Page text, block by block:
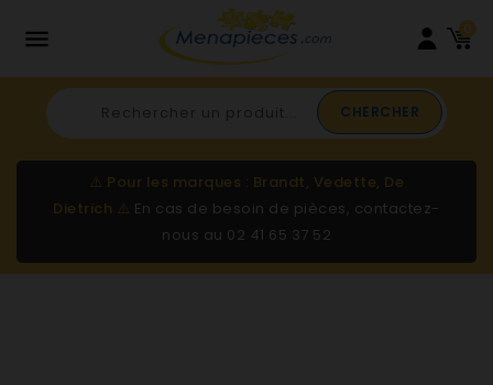
 0
CHERCHER
⚠️ Pour les marques : Brandt, Vedette, De
Dietrich ⚠️ En cas de besoin de pièces, contactez-
nous au 02 41 65 37 52